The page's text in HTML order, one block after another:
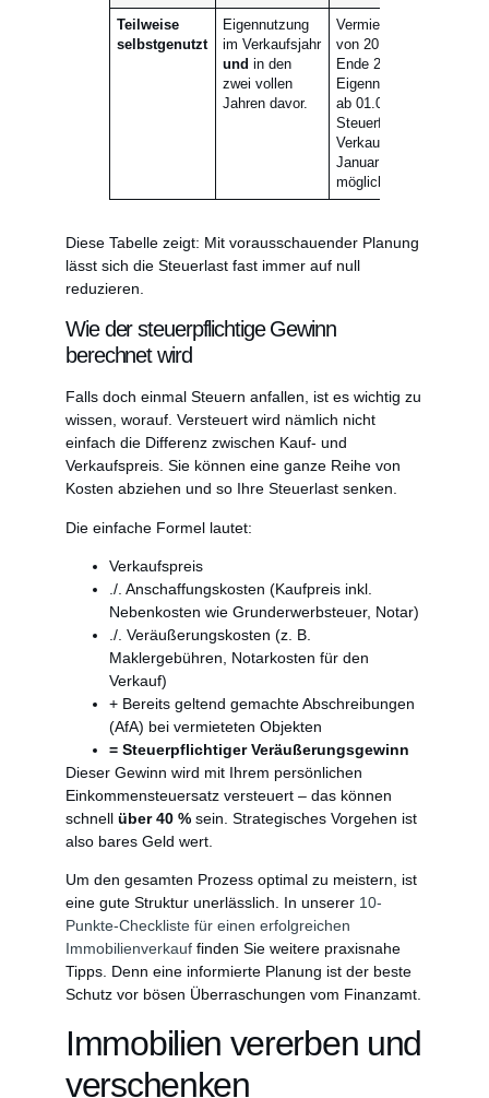
Teilweise
selbstgenutzt
Eigennutzung
im Verkaufsjahr
und in den
zwei vollen
Jahren davor.
Vermietung
von 2018 bis
Ende 2021.
Eigennutzung
ab 01.01.2022.
Steuerfreier
Verkauf ab
Januar 2024
möglich.
Diese Tabelle zeigt: Mit vorausschauender Planung
lässt sich die Steuerlast fast immer auf null
reduzieren.
Wie der steuerpflichtige Gewinn
berechnet wird
Falls doch einmal Steuern anfallen, ist es wichtig zu
wissen, worauf. Versteuert wird nämlich nicht
einfach die Differenz zwischen Kauf- und
Verkaufspreis. Sie können eine ganze Reihe von
Kosten abziehen und so Ihre Steuerlast senken.
Die einfache Formel lautet:
Verkaufspreis
./. Anschaffungskosten (Kaufpreis inkl.
Nebenkosten wie Grunderwerbsteuer, Notar)
./. Veräußerungskosten (z. B.
Maklergebühren, Notarkosten für den
Verkauf)
+ Bereits geltend gemachte Abschreibungen
(AfA) bei vermieteten Objekten
= Steuerpflichtiger Veräußerungsgewinn
Dieser Gewinn wird mit Ihrem persönlichen
Einkommensteuersatz versteuert – das können
schnell über 40 % sein. Strategisches Vorgehen ist
also bares Geld wert.
Um den gesamten Prozess optimal zu meistern, ist
eine gute Struktur unerlässlich. In unserer 10-
Punkte-Checkliste für einen erfolgreichen
Immobilienverkauf finden Sie weitere praxisnahe
Tipps. Denn eine informierte Planung ist der beste
Schutz vor bösen Überraschungen vom Finanzamt.
Immobilien vererben und
verschenken